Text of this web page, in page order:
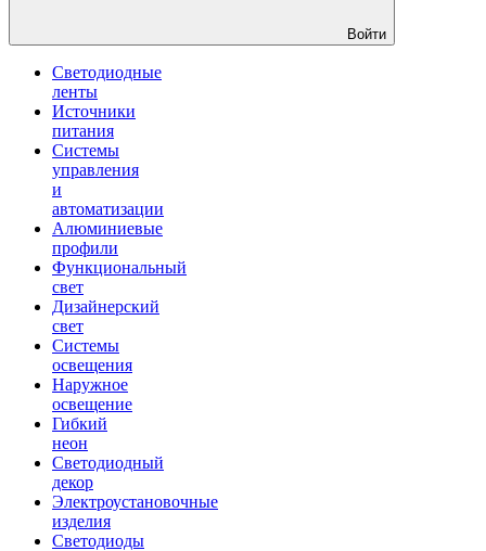
Войти
Светодиодные
ленты
Источники
питания
Системы
управления
и
автоматизации
Алюминиевые
профили
Функциональный
свет
Дизайнерский
свет
Системы
освещения
Наружное
освещение
Гибкий
неон
Светодиодный
декор
Электроустановочные
изделия
Светодиоды